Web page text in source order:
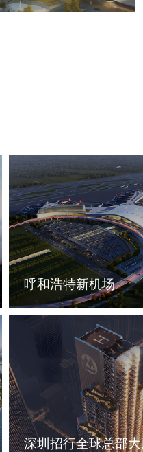
呼和浩特新机场
深圳招行全球总部